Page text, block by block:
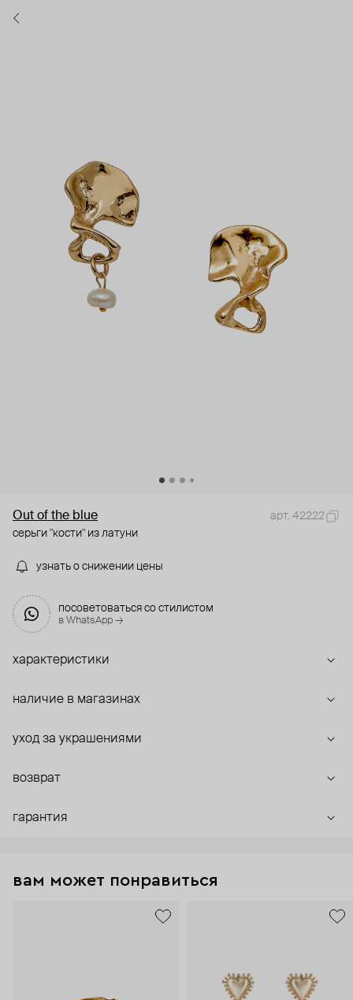
Out of the blue
арт. 42222
серьги "кости" из латуни
узнать о снижении цены
посоветоваться со стилистом
в WhatsApp →
характеристики
наличие в магазинах
уход за украшениями
возврат
гарантия
вам может понравиться